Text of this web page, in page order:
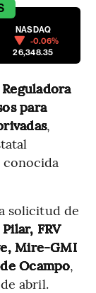
NASDAQ
-0.06%
26,348.35
para
,
solicitud de
FRV
Mire-GMI
Ocampo,
abril.